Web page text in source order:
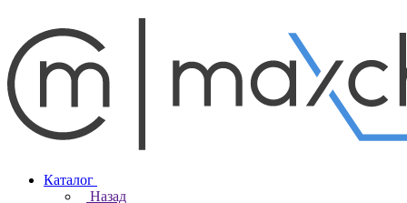
Каталог
Назад